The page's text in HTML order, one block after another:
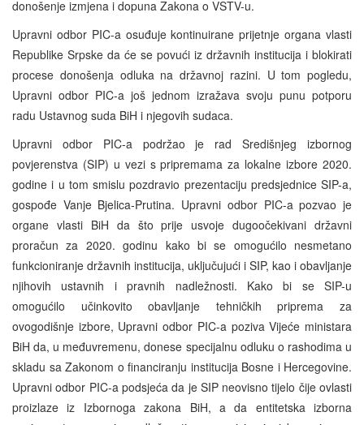
donošenje izmjena i dopuna Zakona o VSTV-u.
Upravni odbor PIC-a osuđuje kontinuirane prijetnje organa vlasti
Republike Srpske da će se povući iz državnih institucija i blokirati
procese donošenja odluka na državnoj razini. U tom pogledu,
Upravni odbor PIC-a još jednom izražava svoju punu potporu
radu Ustavnog suda BiH i njegovih sudaca.
Upravni odbor PIC-a podržao je rad Središnjeg izbornog
povjerenstva (SIP) u vezi s pripremama za lokalne izbore 2020.
godine i u tom smislu pozdravio prezentaciju predsjednice SIP-a,
gospođe Vanje Bjelica-Prutina. Upravni odbor PIC-a pozvao je
organe vlasti BiH da što prije usvoje dugoočekivani državni
proračun za 2020. godinu kako bi se omogućilo nesmetano
funkcioniranje državnih institucija, uključujući i SIP, kao i obavljanje
njihovih ustavnih i pravnih nadležnosti. Kako bi se SIP-u
omogućilo učinkovito obavljanje tehničkih priprema za
ovogodišnje izbore, Upravni odbor PIC-a poziva Vijeće ministara
BiH da, u međuvremenu, donese specijalnu odluku o rashodima u
skladu sa Zakonom o financiranju institucija Bosne i Hercegovine.
Upravni odbor PIC-a podsjeća da je SIP neovisno tijelo čije ovlasti
proizlaze iz Izbornoga zakona BiH, a da entitetska izborna